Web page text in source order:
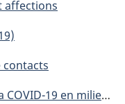
affections
contacts
que les employeurs doivent savoir